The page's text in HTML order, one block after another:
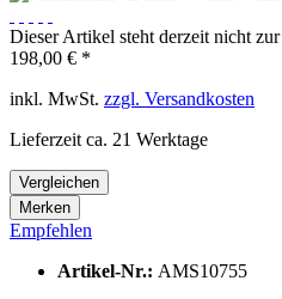
Dieser Artikel steht derzeit nicht
198,00 € *
inkl. MwSt. zzgl. Versandkosten
Lieferzeit ca. 21 Werktage
Vergleichen
Merken
Empfehlen
Artikel-Nr.: AMS10755